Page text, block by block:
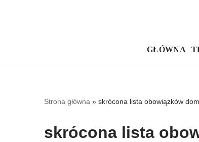
GŁÓWNA
Strona główna » skrócona lista obowiązków
skrócona lista